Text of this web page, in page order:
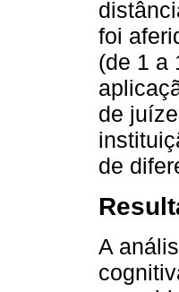
foi
(de 1 a
de
de
A